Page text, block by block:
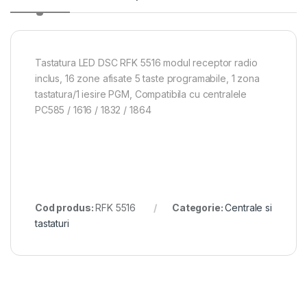
Tastatura LED DSC RFK 5516 modul receptor radio
inclus, 16 zone afisate 5 taste programabile, 1 zona
tastatura/1 iesire PGM, Compatibila cu centralele
PC585 / 1616 / 1832 / 1864
Cod produs:RFK 5516 Categorie:Centrale si
tastaturi